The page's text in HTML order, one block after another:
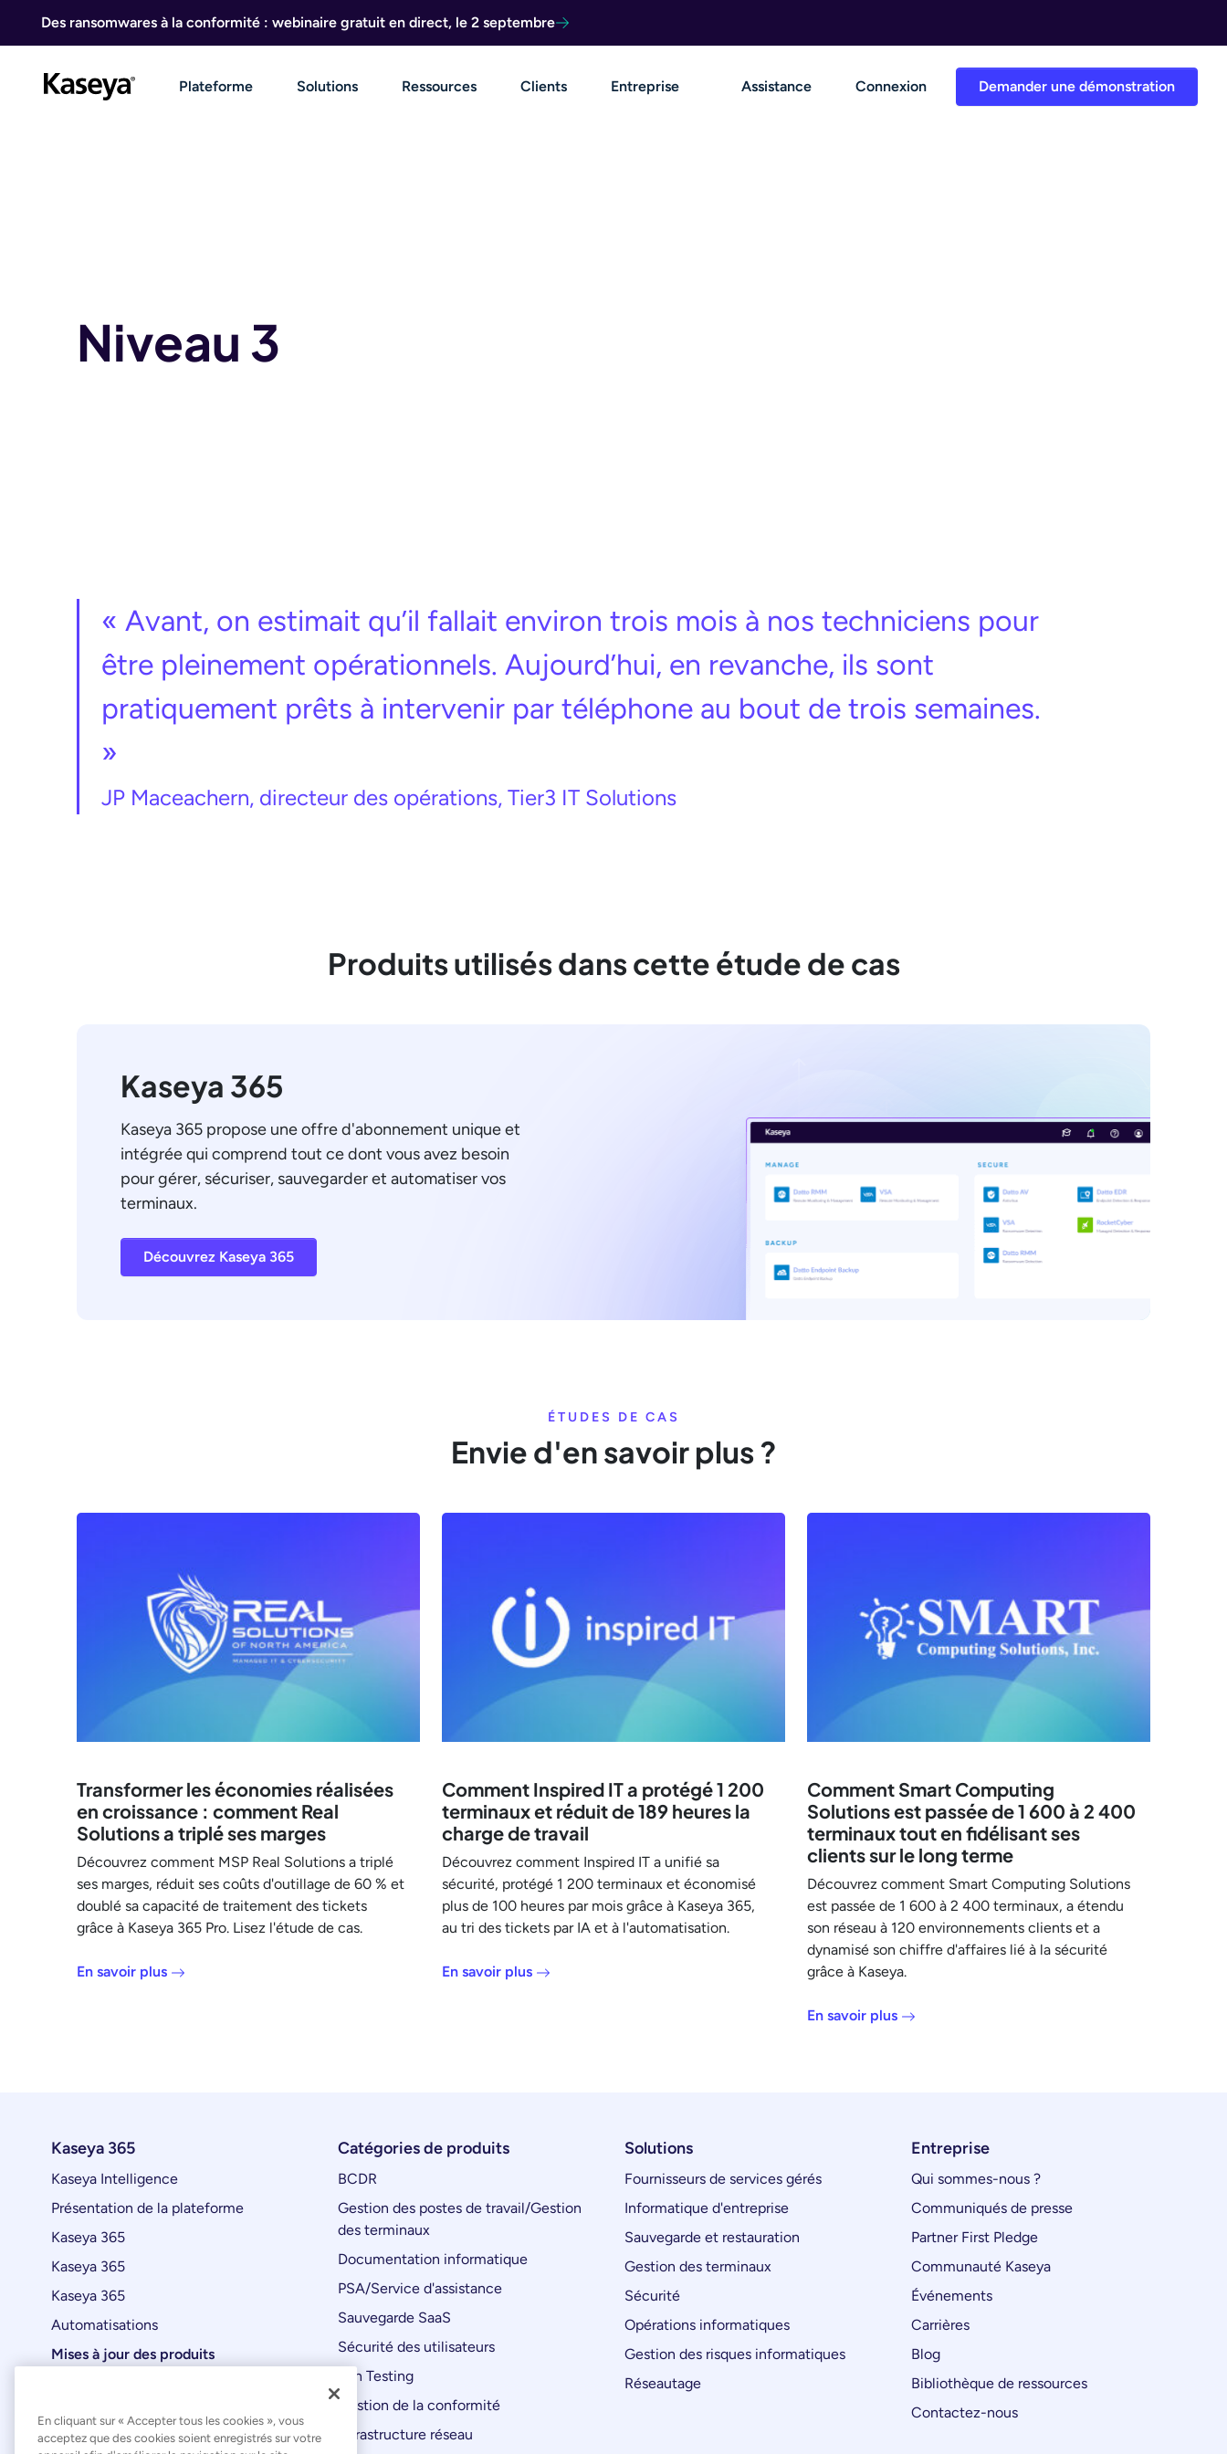
Des ransomwares à la conformité : webinaire gratuit en direct, le 2 septembre
Demander une démonstration
Plateforme Solutions Ressources Clients Entreprise Assistance Connexion
Niveau 3
« Avant, on estimait qu’il fallait environ trois mois à nos techniciens pour
être pleinement opérationnels. Aujourd’hui, en revanche, ils sont
pratiquement prêts à intervenir par téléphone au bout de trois semaines.
»
JP Maceachern, directeur des opérations, Tier3 IT Solutions
Produits utilisés dans cette étude de cas
Kaseya 365
Kaseya 365 propose une offre d'abonnement unique et
intégrée qui comprend tout ce dont vous avez besoin
pour gérer, sécuriser, sauvegarder et automatiser vos
terminaux.
Découvrez Kaseya 365
ÉTUDES DE CAS
Envie d'en savoir plus ?
Transformer les économies réalisées
en croissance : comment Real
Solutions a triplé ses marges
Découvrez comment MSP Real Solutions a triplé
ses marges, réduit ses coûts d'outillage de 60 % et
doublé sa capacité de traitement des tickets
grâce à Kaseya 365 Pro. Lisez l'étude de cas.
En savoir plus
Comment Inspired IT a protégé 1 200
terminaux et réduit de 189 heures la
charge de travail
Découvrez comment Inspired IT a unifié sa
sécurité, protégé 1 200 terminaux et économisé
plus de 100 heures par mois grâce à Kaseya 365,
au tri des tickets par IA et à l'automatisation.
En savoir plus
Comment Smart Computing
Solutions est passée de 1 600 à 2 400
terminaux tout en fidélisant ses
clients sur le long terme
Découvrez comment Smart Computing Solutions
est passée de 1 600 à 2 400 terminaux, a étendu
son réseau à 120 environnements clients et a
dynamisé son chiffre d'affaires lié à la sécurité
grâce à Kaseya.
En savoir plus
Kaseya 365
Kaseya Intelligence
Présentation de la plateforme
Kaseya 365
Kaseya 365
Kaseya 365
Automatisations
Mises à jour des produits
Catégories de produits
BCDR
Gestion des postes de travail/Gestion
des terminaux
Documentation informatique
PSA/Service d'assistance
Sauvegarde SaaS
Sécurité des utilisateurs
Pen Testing
Gestion de la conformité
Infrastructure réseau
Solutions
Fournisseurs de services gérés
Informatique d'entreprise
Sauvegarde et restauration
Gestion des terminaux
Sécurité
Opérations informatiques
Gestion des risques informatiques
Réseautage
Entreprise
Qui sommes-nous ?
Communiqués de presse
Partner First Pledge
Communauté Kaseya
Événements
Carrières
Blog
Bibliothèque de ressources
Contactez-nous
En cliquant sur « Accepter tous les cookies », vous
acceptez que des cookies soient enregistrés sur votre